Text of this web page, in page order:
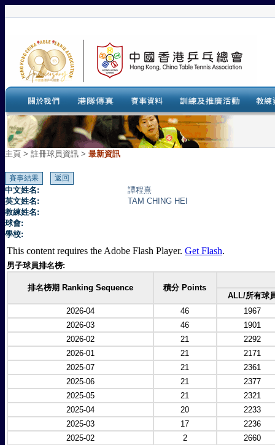
主頁 > 註冊球員資訊 > 最新資訊
中文姓名:
譚程熹
英文姓名:
TAM CHING HEI
教練姓名:
球會:
學校:
This content requires the Adobe Flash Player. Get Flash.
男子球員排名榜:
排名榜期 Ranking Sequence
積分 Points
ALL/所有球
2026-04
46
1967
2026-03
46
1901
2026-02
21
2292
2026-01
21
2171
2025-07
21
2361
2025-06
21
2377
2025-05
21
2321
2025-04
20
2233
2025-03
17
2236
2025-02
2
2660